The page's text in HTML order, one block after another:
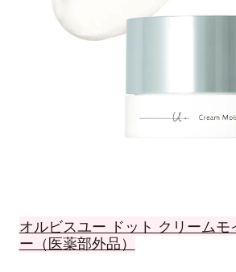
オルビスユー ドット クリーム
ー（医薬部外品）